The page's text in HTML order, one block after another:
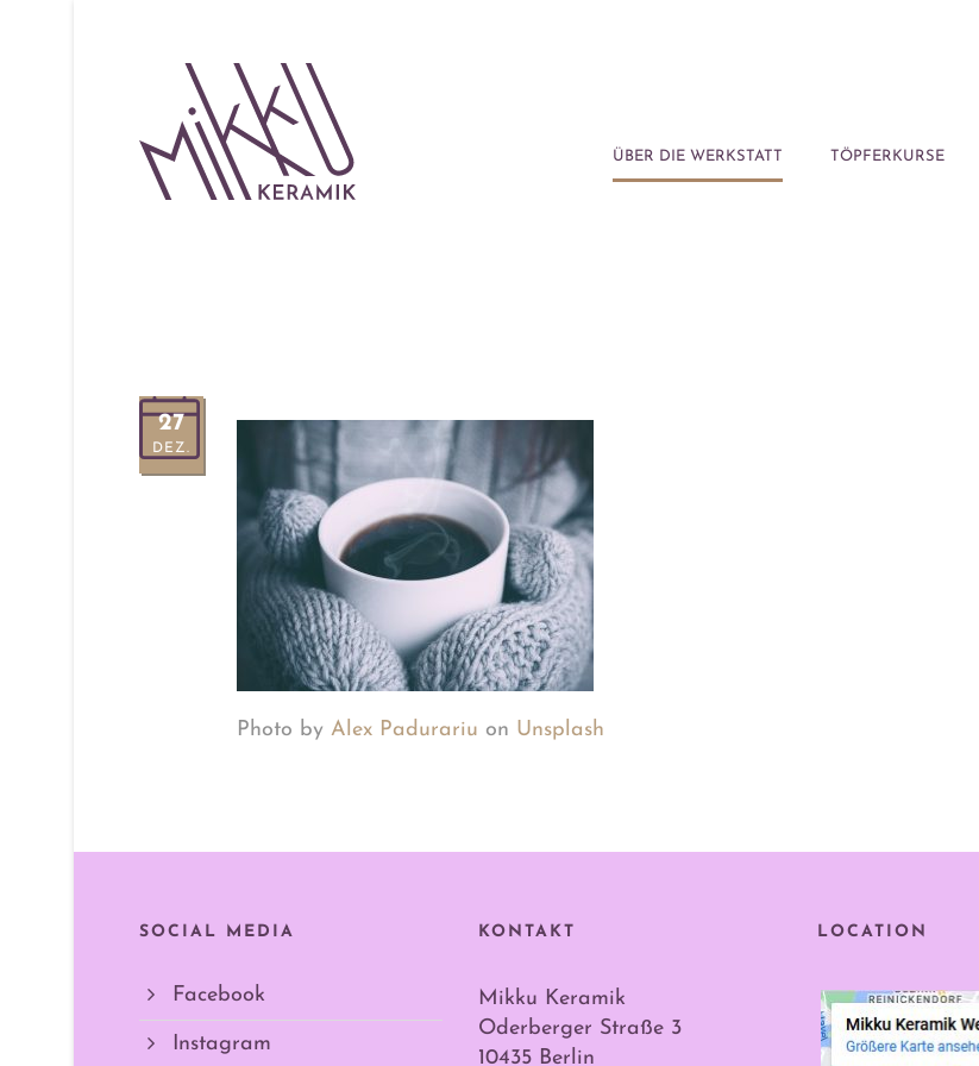
ÜBER DIE WERKSTATT TÖPFERKURSE
27
DEZ.
Photo by Alex Padurariu on Unsplash
SOCIAL MEDIA
Facebook
Instagram
KONTAKT
Mikku Keramik
Oderberger Straße 3
10435 Berlin
LOCATION